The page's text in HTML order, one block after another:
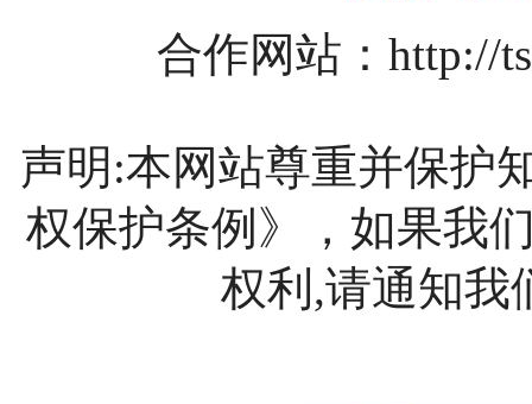
合作网站： http://
声明:本网站尊重并保护
权保护条例》，如果我
权利,请通知我